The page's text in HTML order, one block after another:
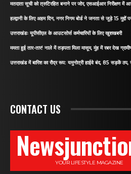
मतदाता सूची को त्रुटिरहित बनाने पर जोर, एसआईआर निरीक्षण में
हल्द्वानी के लिए अहम दिन, नगर निगम बोर्ड ने जनता से जुड़े 15 मुद्दों
उत्तराखंडः यूपीसीएल के आउटसोर्स कर्मचारियों के लिए खुशखबरी
ममता हुई तार-तार! नाले में तड़पता मिला मासूम, मुंह में रबर देख
उत्तराखंड में बारिश का रौद्र रूप: यमुनोत्री हाईवे बंद, 85 सड़कें
CONTACT US
YOUR LIFESTYLE MAGAZINE